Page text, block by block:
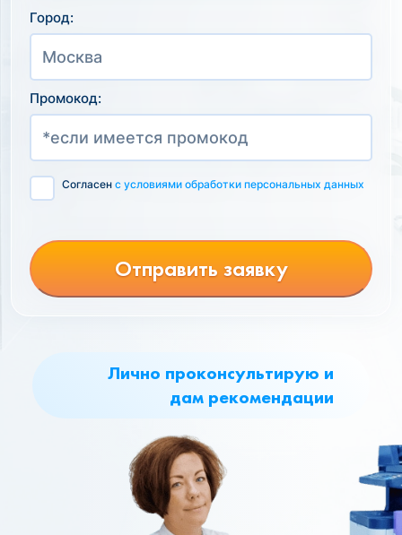
Лично проконсультирую и
дам рекомендации
Город:
Промокод:
Согласен с условиями обработки персональных данных
Отправить заявку